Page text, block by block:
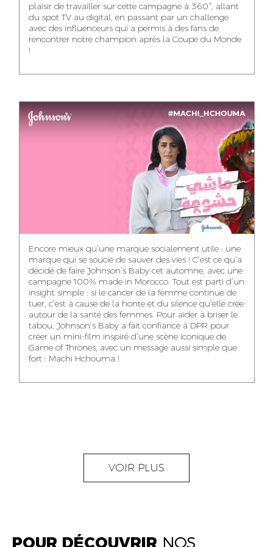
MERYEM OUALHAN
TRAFFIC MANAGER
JABRI AHMED
GRAPHIC
DESIGNER
WISSAL KHALIFI
INFLUENCE
MANAGER
HOUMALY
ILYASS EL ADANI
ART DIRECTOR
MAHA SAKOUT
HEAD OF SOCIAL &
CONTENT
AYOUB HAMMOUDI
MOTION DESIGNER
SAWSANE LAHBIBI
PRODUCTION
DIRECTOR
KARIM OUNZAR
AUDIOVISUAL
CONTENT CREATOR
ZAKARIA BENNANI
TRAFFIC MANAGER
NOUR-ELHOUDA
YOUBI IDRISSI
PROJECT
MANAGER
AGENT
GHITA SFINY
ACCOUNTANT
OUMAIMA HABIBA
plaisir de travailler sur cette campagne à 360°, allant
du spot TV au digital, en passant par un challenge
avec des influenceurs qui a permis à des fans de
rencontrer notre champion après la Coupe du Monde
!
Encore mieux qu’une marque socialement utile : une
marque qui se soucie de sauver des vies ! C’est ce qu’a
décidé de faire Johnson’s Baby cet automne, avec une
campagne 100% made in Morocco. Tout est parti d’un
insight simple : si le cancer de la femme continue de
tuer, c’est à cause de la honte et du silence qu’elle crée
autour de la santé des femmes. Pour aider à briser le
tabou, Johnson’s Baby a fait confiance à DPR pour
créer un mini-film inspiré d’une scène iconique de
Game of Thrones, avec un message aussi simple que
fort : Machi Hchouma !
VOIR PLUS
POUR DÉCOUVRIR NOS